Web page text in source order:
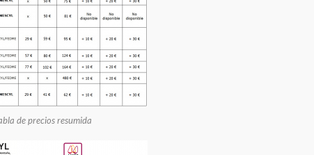
de precios resumida